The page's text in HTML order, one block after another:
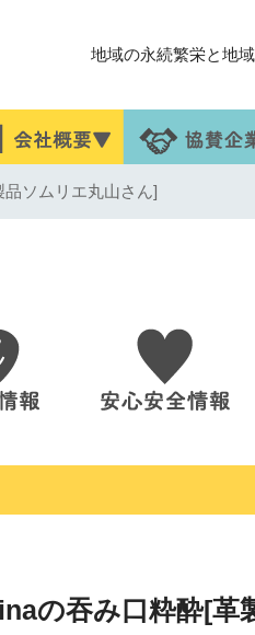
地域の永続繁栄と地
ソムリエ丸山さん]
の吞み口粋酔[革